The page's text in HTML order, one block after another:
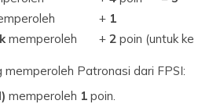
+ 1
memperoleh +2 poin (untuk
memperoleh Patronasi dari FPSI:
memperoleh 1poin.